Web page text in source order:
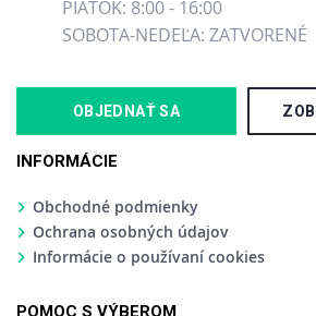
PIATOK: 8:00 - 16:00
SOBOTA-NEDEĽA: ZATVORENÉ
OBJEDNAŤ SA
INFORMÁCIE
Obchodné podmienky
Ochrana osobných údajov
Informácie o používaní cookies
POMOC S VÝBEROM